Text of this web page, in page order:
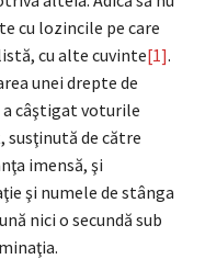
cu lozincile pe care
cu alte cuvinte[1].
unei drepte de
a câştigat voturile
susţinută de către
imensă, şi
şi numele de stânga
nici o secundă sub